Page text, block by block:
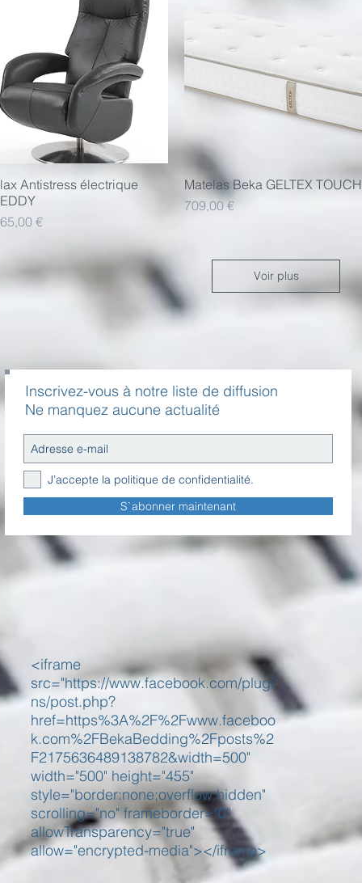
Aperçu rapide
Antistress électrique
€
Aperçu rapide
Matelas Beka GELTEX TOUCH
Prix
709,00 €
Voir plus
Inscrivez-vous à notre liste de diffusion
Ne manquez aucune actualité
J’accepte la politique de confidentialité.
S`abonner maintenant
<iframe
src="https://www.facebook.com/plugi
ns/post.php?
href=https%3A%2F%2Fwww.faceboo
k.com%2FBekaBedding%2Fposts%2
F2175636489138782&width=500"
width="500" height="455"
style="border:none;overflow:hidden"
scrolling="no" frameborder="0"
allowTransparency="true"
allow="encrypted-media"></iframe>